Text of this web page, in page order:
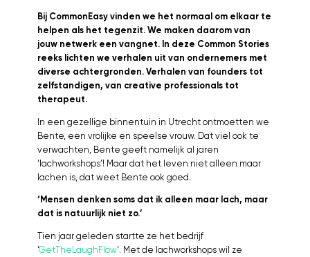
Linkedin
Bij CommonEasy vinden we het normaal om elkaar te
helpen als het tegenzit. We maken daarom van
jouw netwerk een vangnet. In deze Common Stories
reeks lichten we verhalen uit van ondernemers met
diverse achtergronden. Verhalen van founders tot
zelfstandigen, van creative professionals tot
therapeut.
In een gezellige binnentuin in Utrecht ontmoetten we
Bente, een vrolijke en speelse vrouw. Dat viel ook te
verwachten, Bente geeft namelijk al jaren
‘lachworkshops’! Maar dat het leven niet alleen maar
lachen is, dat weet Bente ook goed.
‘Mensen denken soms dat ik alleen maar lach, maar
dat is natuurlijk niet zo.’
Tien jaar geleden startte ze het bedrijf
‘GetTheLaughFlow’. Met de lachworkshops wil ze